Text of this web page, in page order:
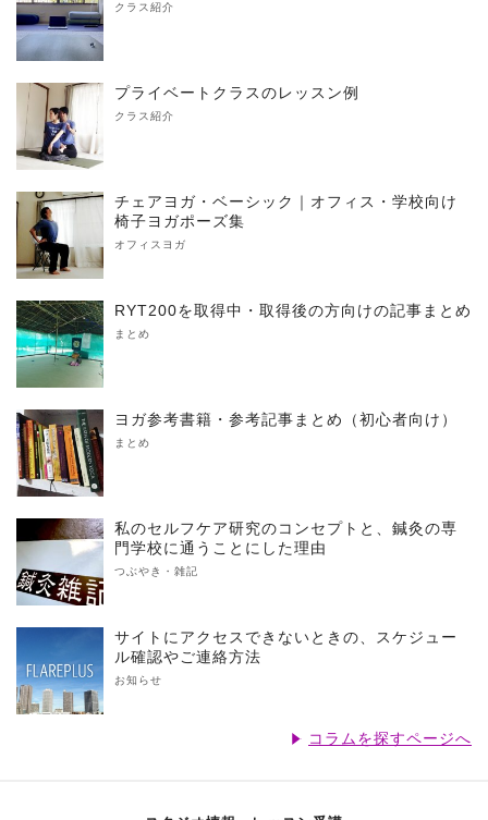
クラス紹介
プライベートクラスのレッスン例
クラス紹介
チェアヨガ・ベーシック｜オフィス・学校向け
椅子ヨガポーズ集
オフィスヨガ
RYT200を取得中・取得後の方向けの記事まとめ
まとめ
ヨガ参考書籍・参考記事まとめ（初心者向け）
まとめ
私のセルフケア研究のコンセプトと、鍼灸の専
門学校に通うことにした理由
つぶやき・雑記
サイトにアクセスできないときの、スケジュー
ル確認やご連絡方法
お知らせ
コラムを探すページへ